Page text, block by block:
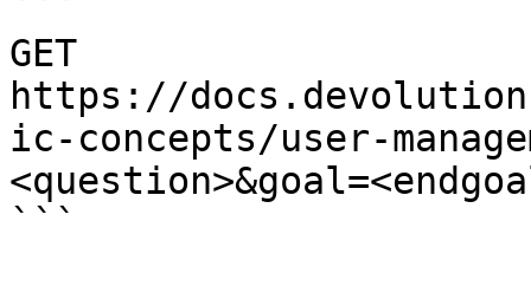
```
GET
https://
ic-concepts/user-
```